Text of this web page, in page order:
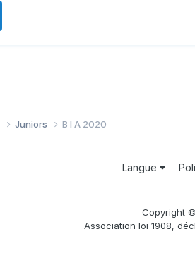
Juniors B I A 2020
Langue
Copyright
Association loi 1908,